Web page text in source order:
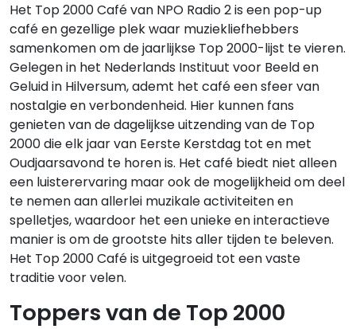
Het Top 2000 Café van NPO Radio 2 is een pop-up
café en gezellige plek waar muziekliefhebbers
samenkomen om de jaarlijkse Top 2000-lijst te vieren.
Gelegen in het Nederlands Instituut voor Beeld en
Geluid in Hilversum, ademt het café een sfeer van
nostalgie en verbondenheid. Hier kunnen fans
genieten van de dagelijkse uitzending van de Top
2000 die elk jaar van Eerste Kerstdag tot en met
Oudjaarsavond te horen is. Het café biedt niet alleen
een luisterervaring maar ook de mogelijkheid om deel
te nemen aan allerlei muzikale activiteiten en
spelletjes, waardoor het een unieke en interactieve
manier is om de grootste hits aller tijden te beleven.
Het Top 2000 Café is uitgegroeid tot een vaste
traditie voor velen.
Toppers van de Top 2000